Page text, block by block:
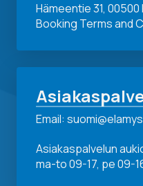
Hämeentie 31, 00500
Booking Terms and
Email:
Asiakaspalvelun
ma-to 09-17, pe 09-